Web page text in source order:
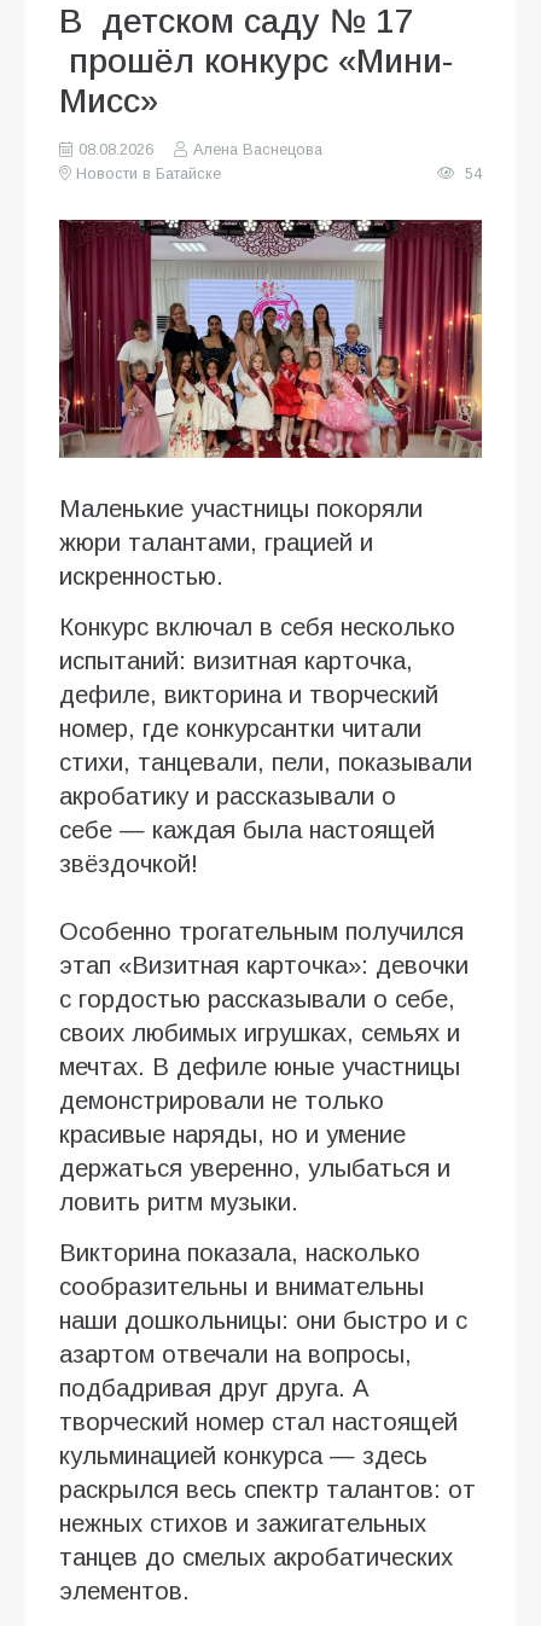
В детском саду № 17
прошёл конкурс «Мини-
Мисс»
08.08.2026
Алена Васнецова
Новости в Батайске
54
Маленькие участницы покоряли
жюри талантами, грацией и
искренностью.
Конкурс включал в себя несколько
испытаний: визитная карточка,
дефиле, викторина и творческий
номер, где конкурсантки читали
стихи, танцевали, пели, показывали
акробатику и рассказывали о
себе — каждая была настоящей
звёздочкой!
Особенно трогательным получился
этап «Визитная карточка»: девочки
с гордостью рассказывали о себе,
своих любимых игрушках, семьях и
мечтах. В дефиле юные участницы
демонстрировали не только
красивые наряды, но и умение
держаться уверенно, улыбаться и
ловить ритм музыки.
Викторина показала, насколько
сообразительны и внимательны
наши дошкольницы: они быстро и с
азартом отвечали на вопросы,
подбадривая друг друга. А
творческий номер стал настоящей
кульминацией конкурса — здесь
раскрылся весь спектр талантов: от
нежных стихов и зажигательных
танцев до смелых акробатических
элементов.